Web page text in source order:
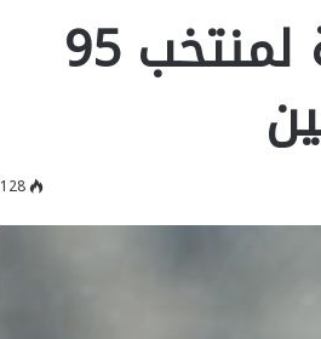
علاء ميهوب: “المنيرى” إضافة لمنتخب 95
128